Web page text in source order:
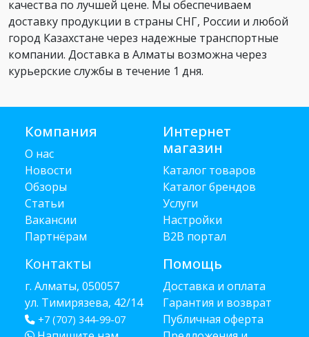
качества по лучшей цене. Мы обеспечиваем
доставку продукции в страны СНГ, России и любой
город Казахстане через надежные транспортные
компании. Доставка в Алматы возможна через
курьерские службы в течение 1 дня.
Компания
О нас
Новости
Обзоры
Статьи
Вакансии
Партнёрам
Контакты
г. Алматы, 050057
ул. Тимирязева, 42/14
+7 (707) 344-99-07
Интернет
магазин
Каталог товаров
Каталог брендов
Услуги
Настройки
B2B портал
Помощь
Доставка и оплата
Гарантия и возврат
Публичная оферта